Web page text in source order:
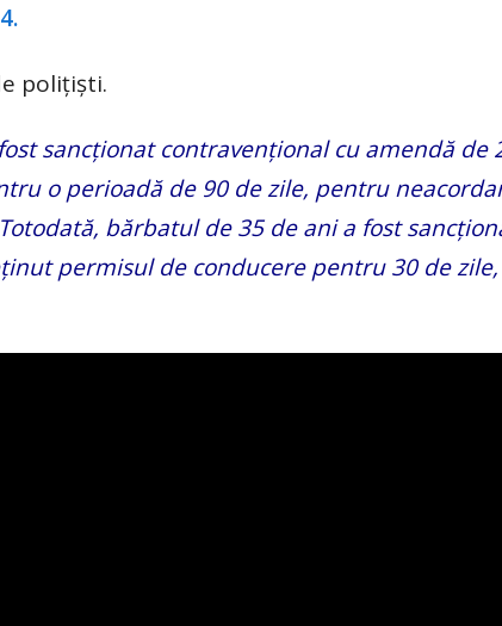
poliţişti.
sancţionat contravenţional cu amendă de
o perioadă de 90 de zile, pentru
bărbatul de 35 de ani a fost
permisul de conducere pentru 30 de